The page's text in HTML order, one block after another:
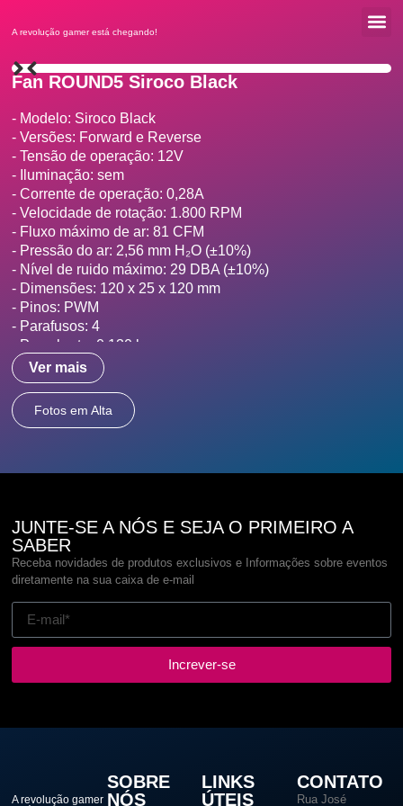
A revolução gamer está chegando!
Fan ROUND5 Siroco Black
- Modelo: Siroco Black
- Versões: Forward e Reverse
- Tensão de operação: 12V
- Iluminação: sem
- Corrente de operação: 0,28A
- Velocidade de rotação: 1.800 RPM
- Fluxo máximo de ar: 81 CFM
- Pressão do ar: 2,56 mm H₂O (±10%)
- Nível de ruido máximo: 29 DBA (±10%)
- Dimensões: 120 x 25 x 120 mm
- Pinos: PWM
- Parafusos: 4
- Peso bruto: 0,130 kg
- Garantia: 1 ano
**Informações fiscais**
Forward
- EAN: 7898742251414
Reverse
- Part Number: R5-SIROCO-RV-B-2217
- NCM: 8473.30.19
Ver mais
Fotos em Alta
JUNTE-SE A NÓS E SEJA O PRIMEIRO A
SABER
Receba novidades de produtos exclusivos e Informações sobre eventos
diretamente na sua caixa de e-mail
Increver-se
A revolução gamer
SOBRE
NÓS
LINKS
ÚTEIS
CONTATO
Rua José